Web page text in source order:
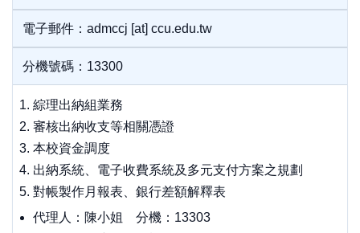
電子郵件：admccj [at] ccu.edu.tw
分機號碼：13300
綜理出納組業務
審核出納收支等相關憑證
本校資金調度
出納系統、電子收費系統及多元支付方案之規劃
對帳製作月報表、銀行差額解釋表
代理人：陳小姐 分機：13303